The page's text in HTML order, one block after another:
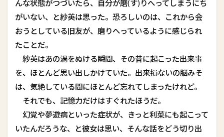
んな状態がつづいたら、自分が磨(す)りへってしまうにち
がいない、と紗英は思った。恐ろしいのは、これから会
おうとしている旧友が、磨りへっているように感じられ
たことだ。
紗英はあの渦をぬける瞬間、その昔に起こった出来事
を、ほとんど思い出しかけていた。出来損ないの脳みそ
は、気絶している間にほとんど忘れてしまったけれど。
それでも、記憶力だけはすぐれたほうだ。
幻覚や夢遊病といった症状が、きっと利菜にも起こって
いたんだろうな、と彼女は思い、そんな話をどう切り出